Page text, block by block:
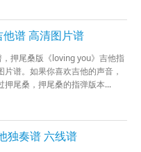
谱 高清图片谱
押尾桑版《loving you》吉他指
片谱。如果你喜欢吉他的声音，
押尾桑，押尾桑的指弹版本...
独奏谱 六线谱